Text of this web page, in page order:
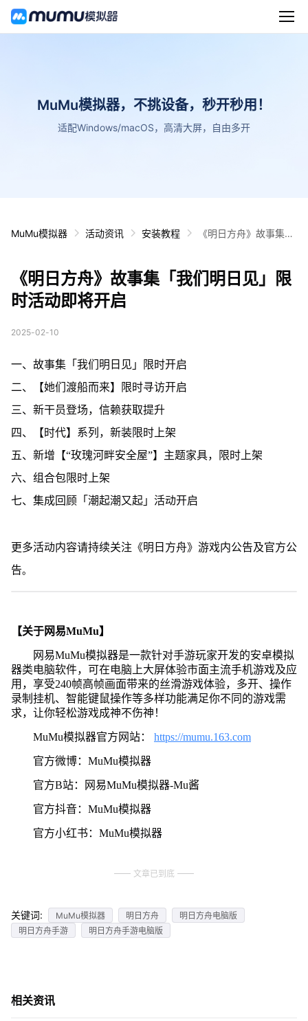
MuMu模拟器，不挑设备，秒开秒用！
适配Windows/macOS，高清大屏，自由多开
MuMu模拟器 活动资讯 安装教程
《明日方舟》故事集
《明日方舟》故事集「我们明日见」限
时活动即将开启
2025-02-10
一、故事集「我们明日见」限时开启
二、【她们渡船而来】限时寻访开启
三、新干员登场，信赖获取提升
四、【时代】系列，新装限时上架
五、新增【“玫瑰河畔安全屋”】主题家具，限时上架
六、组合包限时上架
七、集成回顾「潮起潮又起」活动开启
更多活动内容请持续关注《明日方舟》游戏内公告及官方公
告。
【关于网易MuMu】
网易MuMu模拟器是一款针对手游玩家开发的安卓模拟
器类电脑软件，可在电脑上大屏体验市面主流手机游戏及应
用，享受240帧高帧画面带来的丝滑游戏体验，多开、操作
录制挂机、智能键鼠操作等多样功能满足你不同的游戏需
求，让你轻松游戏成神不伤神！
MuMu模拟器官方网站： https://mumu.163.com
官方微博：MuMu模拟器
官方B站：网易MuMu模拟器-Mu酱
官方抖音：MuMu模拟器
官方小红书：MuMu模拟器
文章已到底
关键词: MuMu模拟器 明日方舟
明日方舟电脑版
明日方舟手游
明日方舟手游电脑版
相关资讯